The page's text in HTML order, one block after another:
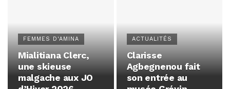
FEMMES D'AMINA
Mialitiana Clerc,
une skieuse
malgache aux JO
ACTUALITÉS
Clarisse
Agbegnenou fait
son entrée au